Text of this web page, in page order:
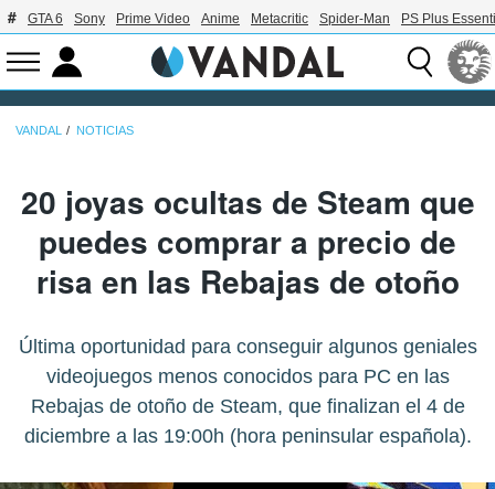
GTA 6 Sony Prime Video Anime Metacritic Spider-Man PS Plus
VANDAL NOTICIAS
20 joyas ocultas de Steam que
puedes comprar a precio de
risa en las Rebajas de otoño
Última oportunidad para conseguir algunos geniales
videojuegos menos conocidos para PC en las
Rebajas de otoño de Steam, que finalizan el 4 de
diciembre a las 19:00h (hora peninsular española).